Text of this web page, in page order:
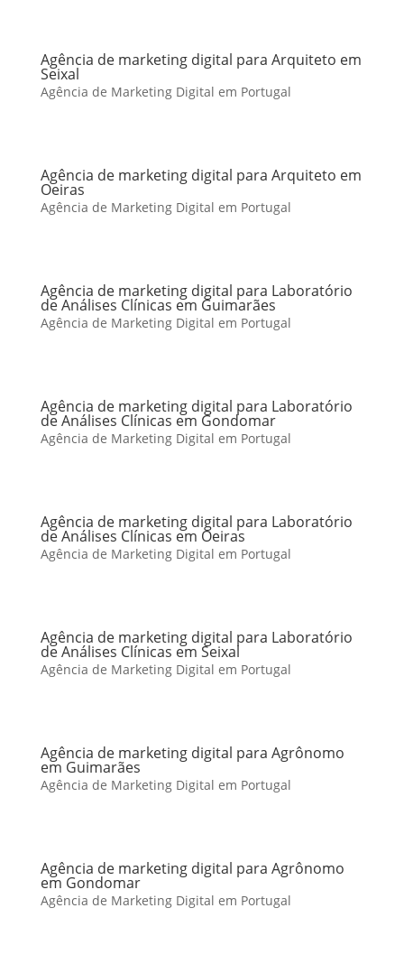
Agência de marketing digital para Arquiteto em
Seixal
Agência de Marketing Digital em Portugal
Agência de marketing digital para Arquiteto em
Oeiras
Agência de Marketing Digital em Portugal
Agência de marketing digital para Laboratório
de Análises Clínicas em Guimarães
Agência de Marketing Digital em Portugal
Agência de marketing digital para Laboratório
de Análises Clínicas em Gondomar
Agência de Marketing Digital em Portugal
Agência de marketing digital para Laboratório
de Análises Clínicas em Oeiras
Agência de Marketing Digital em Portugal
Agência de marketing digital para Laboratório
de Análises Clínicas em Seixal
Agência de Marketing Digital em Portugal
Agência de marketing digital para Agrônomo
em Guimarães
Agência de Marketing Digital em Portugal
Agência de marketing digital para Agrônomo
em Gondomar
Agência de Marketing Digital em Portugal